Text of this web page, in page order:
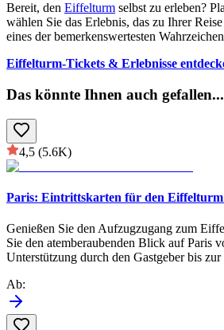
Bereit, den Eiffelturm selbst zu erleben?
wählen Sie das Erlebnis, das zu Ihrer
eines der bemerkenswertesten
Eiffelturm-Tickets & Erlebnisse
Das könnte Ihnen auch gefallen...
4,5 (5.6K)
Paris: Eintrittskarten für den
Genießen Sie den Aufzugzugang zum
Sie den atemberaubenden Blick auf Paris
Unterstützung durch den Gastgeber bis
Ab: